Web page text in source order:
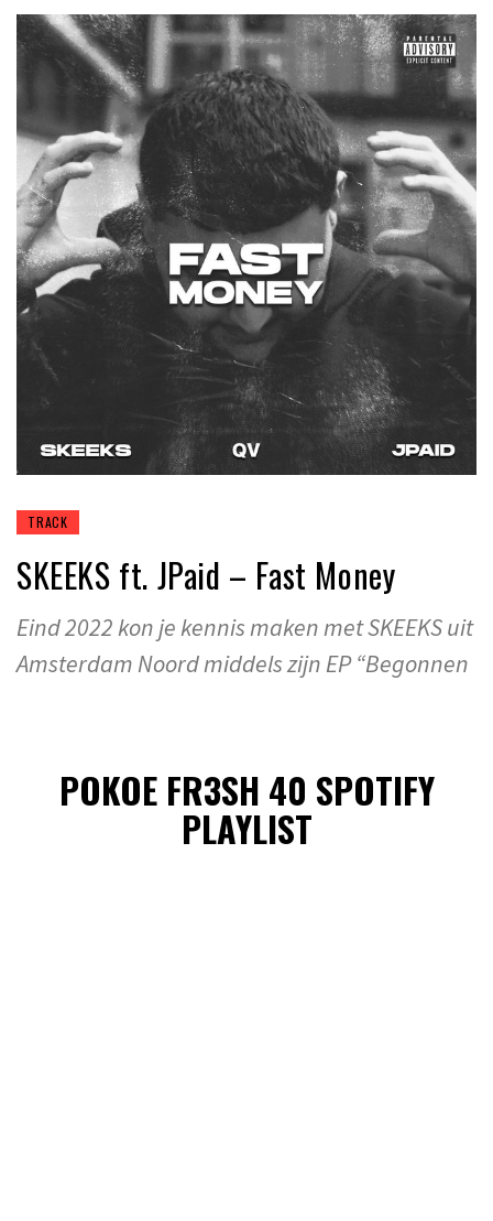
TRACK
SKEEKS ft. JPaid – Fast Money
Eind 2022 kon je kennis maken met SKEEKS uit
Amsterdam Noord middels zijn EP “Begonnen
POKOE FR3SH 40 SPOTIFY
PLAYLIST